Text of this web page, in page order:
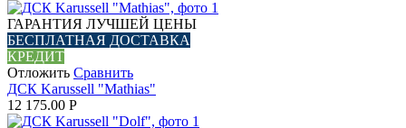
ГАРАНТИЯ ЛУЧШЕЙ ЦЕНЫ
БЕСПЛАТНАЯ ДОСТАВКА
КРЕДИТ
Отложить Сравнить
ДСК Karussell "Mathias"
12 175.00 Р